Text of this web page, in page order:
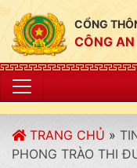
CỔNG
CÔNG
TRANG CHỦ »
PHONG TRÀO THI